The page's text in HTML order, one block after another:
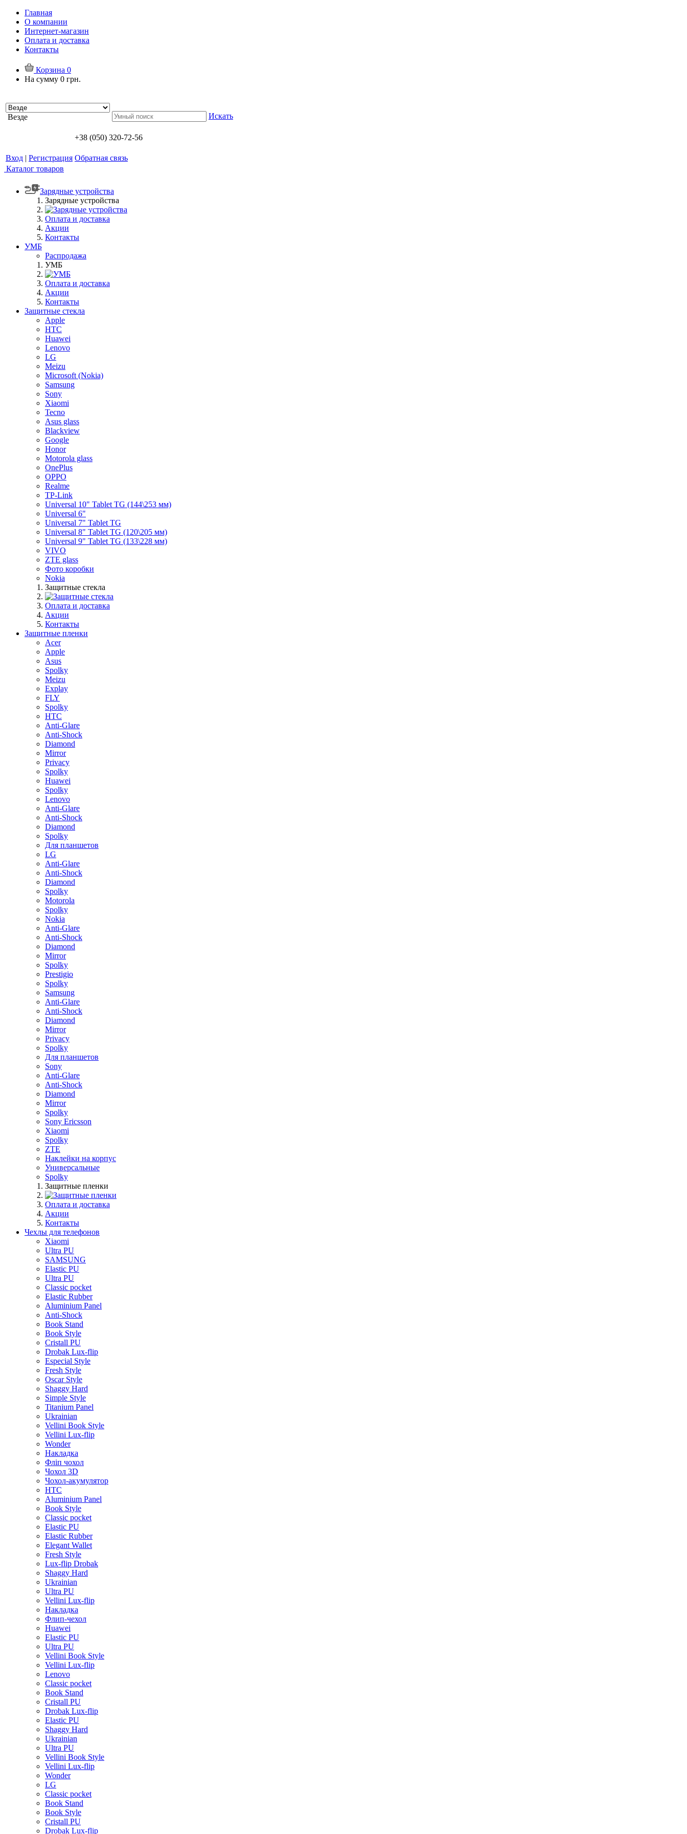
Главная
О компании
Интернет-магазин
Оплата и доставка
Контакты
Корзина 0
На сумму 0 грн.
Везде Искать
+38 (050) 320-72-56
Вход | Регистрация Обратная связь
Каталог товаров
Зарядные устройства
Зарядные устройства
Оплата и доставка
Акции
Контакты
УМБ
Распродажа
УМБ
Оплата и доставка
Акции
Контакты
Защитные стекла
Apple
HTC
Huawei
Lenovo
LG
Meizu
Microsoft (Nokia)
Samsung
Sony
Xiaomi
Tecno
Asus glass
Blackview
Google
Honor
Motorola glass
OnePlus
OPPO
Realme
TP-Link
Universal 10" Tablet TG (144\253 мм)
Universal 6"
Universal 7" Tablet TG
Universal 8" Tablet TG (120\205 мм)
Universal 9" Tablet TG (133\228 мм)
VIVO
ZTE glass
Фото коробки
Nokia
Защитные стекла
Оплата и доставка
Акции
Контакты
Защитные пленки
Acer
Apple
Asus
Spolky
Meizu
Explay
FLY
Spolky
HTC
Anti-Glare
Anti-Shock
Diamond
Mirror
Privacy
Spolky
Huawei
Spolky
Lenovo
Anti-Glare
Anti-Shock
Diamond
Spolky
Для планшетов
LG
Anti-Glare
Anti-Shock
Diamond
Spolky
Motorola
Spolky
Nokia
Anti-Glare
Anti-Shock
Diamond
Mirror
Spolky
Prestigio
Spolky
Samsung
Anti-Glare
Anti-Shock
Diamond
Mirror
Privacy
Spolky
Для планшетов
Sony
Anti-Glare
Anti-Shock
Diamond
Mirror
Spolky
Sony Ericsson
Xiaomi
Spolky
ZTE
Наклейки на корпус
Универсальные
Spolky
Защитные пленки
Оплата и доставка
Акции
Контакты
Чехлы для телефонов
Xiaomi
Ultra PU
SAMSUNG
Elastic PU
Ultra PU
Classic pocket
Elastic Rubber
Aluminium Panel
Anti-Shock
Book Stand
Book Style
Cristall PU
Drobak Lux-flip
Especial Style
Fresh Style
Oscar Style
Shaggy Hard
Simple Style
Titanium Panel
Ukrainian
Vellini Book Style
Vellini Lux-flip
Wonder
Накладка
Фліп чохол
Чохол 3D
Чохол-акумулятор
HTC
Aluminium Panel
Book Style
Classic pocket
Elastic PU
Elastic Rubber
Elegant Wallet
Fresh Style
Lux-flip Drobak
Shaggy Hard
Ukrainian
Ultra PU
Vellini Lux-flip
Накладка
Флип-чехол
Huawei
Elastic PU
Ultra PU
Vellini Book Style
Vellini Lux-flip
Lenovo
Classic pocket
Book Stand
Cristall PU
Drobak Lux-flip
Elastic PU
Shaggy Hard
Ukrainian
Ultra PU
Vellini Book Style
Vellini Lux-flip
Wonder
LG
Classic pocket
Book Stand
Book Style
Cristall PU
Drobak Lux-flip